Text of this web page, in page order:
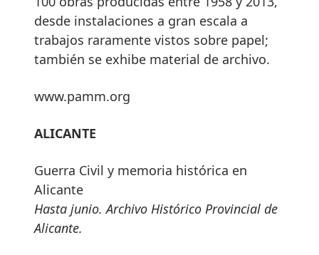
desde instalaciones a gran escala a
trabajos raramente vistos sobre papel;
también se exhibe material de archivo.
www.pamm.org
ALICANTE
Guerra Civil y memoria histórica en
Alicante
Hasta junio. Archivo Histórico Provincial de
Alicante.